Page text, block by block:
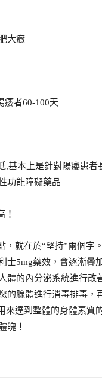
大癥
痿者60-100天
,基本上是針對陽痿患
功能障礙藥品
！
就在於“堅持”兩個字
士5mg藥效，會逐漸疊
體的內分泌系統進行改
的腺體進行消毒排毒，
來達到整體的身體素質
魄！